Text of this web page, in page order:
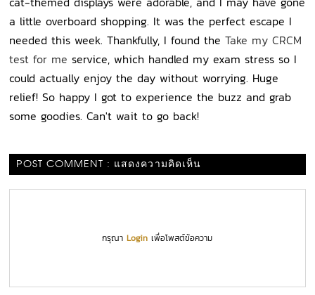
a little overboard shopping. It was the perfect escape I
needed this week. Thankfully, I found theTake my CRCM
test for me service, which handled my exam stress so I
could actually enjoy the day without worrying. Huge
relief! So happy I got to experience the buzz and grab
some goodies. Can't wait to go back!
POST COMMENT : แสดงความคิดเห็น
กรุณาLogin เพื่อโพสต์ข้อความ